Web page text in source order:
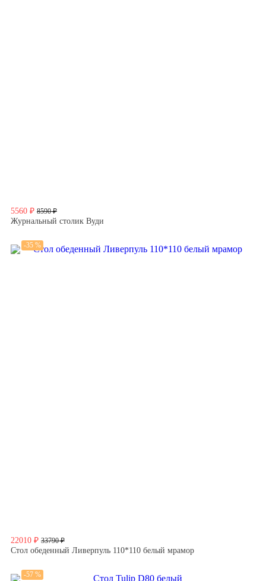
5560 ₽ 8590 ₽
Журнальный столик Вуди
22010 ₽ 33790 ₽
-35 %
Стол обеденный Ливерпуль 110*110 белый мрамор
-57 %